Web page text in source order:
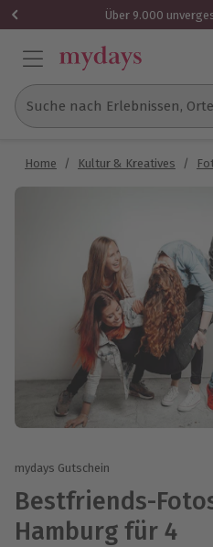
Über 9.000
Suche nach Erlebnissen,
Home / Kultur & Kreatives /
mydays Gutschein
Bestfriends-
Hamburg für 4